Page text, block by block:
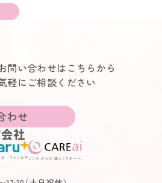
問い合わせはこちらから
軽にご相談ください
わせ